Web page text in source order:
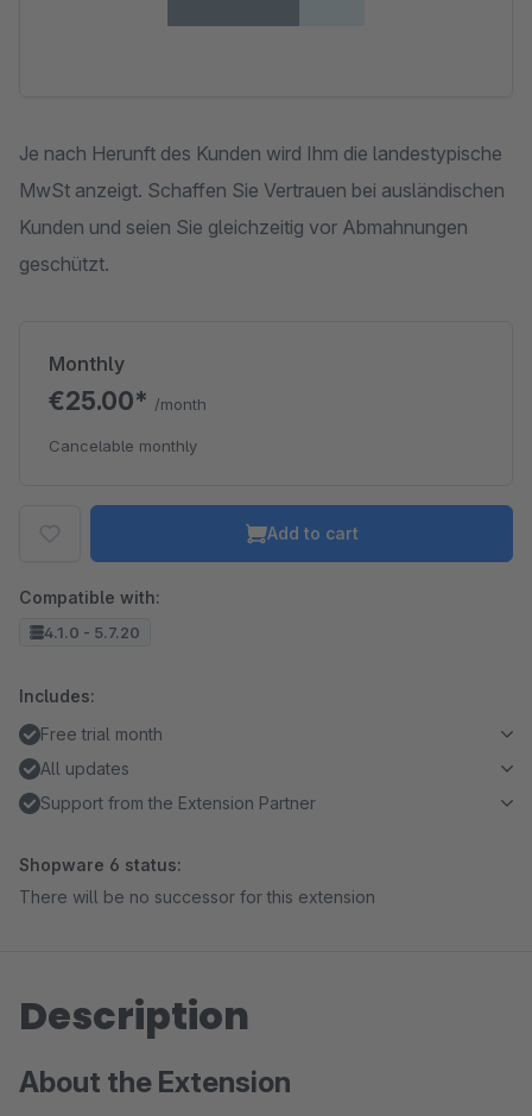
Je nach Herunft des Kunden wird Ihm die landestypische
MwSt anzeigt. Schaffen Sie Vertrauen bei ausländischen
Kunden und seien Sie gleichzeitig vor Abmahnungen
geschützt.
Monthly
€25.00* /month
Cancelable monthly
Add to cart
Compatible with:
4.1.0 - 5.7.20
Includes:
Free trial month
All updates
Support from the Extension Partner
Shopware 6 status:
There will be no successor for this extension
Description
About the Extension